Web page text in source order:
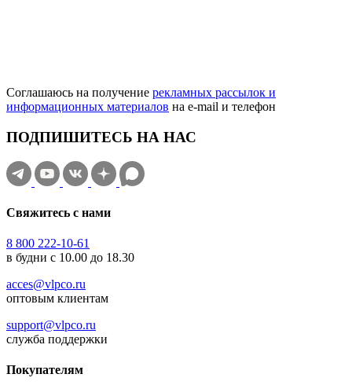
Соглашаюсь на получение рекламных рассылок и
информационных материалов на e‑mail и телефон
ПОДПИШИТЕСЬ НА НАС
Свяжитесь с нами
8 800 222-10-61
в будни с 10.00 до 18.30
acces@vlpco.ru
оптовым клиентам
support@vlpco.ru
служба поддержки
Покупателям